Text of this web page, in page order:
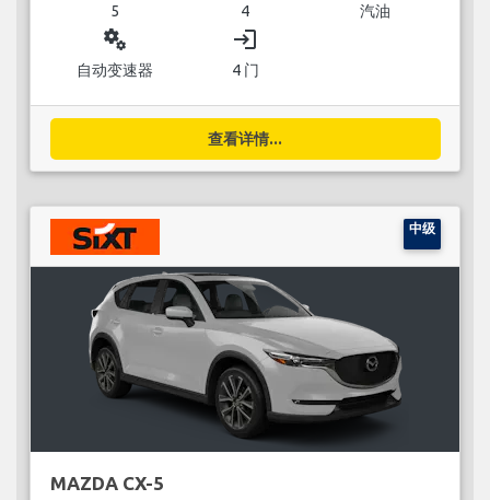
5 4 汽油
miscellaneous_services
自动变速器
login
4 门
查看详情...
中级
MAZDA CX-5